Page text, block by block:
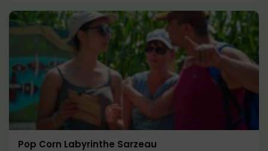
Pop Corn Labyrinthe Sarzeau